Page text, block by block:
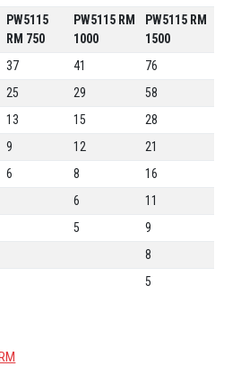
PW5115
RM 750
PW5115 RM
1000
PW5115 RM
1500
37 41
76
25 29
58
13 15
28
9 12
21
6 8
16
6
11
5
9
8
5